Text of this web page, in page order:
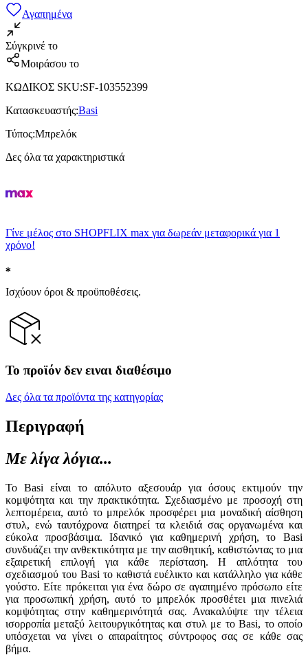
Αγαπημένα
Σύγκρινέ το
Μοιράσου το
ΚΩΔΙΚΟΣ SKU:SF-103552399
Κατασκευαστής:Basi
Τύπος:Μπρελόκ
Δες όλα τα χαρακτηριστικά
Γίνε μέλος στο SHOPFLIX max για δωρεάν μεταφορικά για 1
χρόνο!
Ισχύουν όροι & προϋποθέσεις.
Το προϊόν δεν ειναι διαθέσιμο
Δες όλα τα προϊόντα της κατηγορίας
Περιγραφή
Με λίγα λόγια...
Το Basi είναι το απόλυτο αξεσουάρ για όσους εκτιμούν την
κομψότητα και την πρακτικότητα. Σχεδιασμένο με προσοχή στη
λεπτομέρεια, αυτό το μπρελόκ προσφέρει μια μοναδική αίσθηση
στυλ, ενώ ταυτόχρονα διατηρεί τα κλειδιά σας οργανωμένα και
εύκολα προσβάσιμα. Ιδανικό για καθημερινή χρήση, το Basi
συνδυάζει την ανθεκτικότητα με την αισθητική, καθιστώντας το μια
εξαιρετική επιλογή για κάθε περίσταση. Η απλότητα του
σχεδιασμού του Basi το καθιστά ευέλικτο και κατάλληλο για κάθε
γούστο. Είτε πρόκειται για ένα δώρο σε αγαπημένο πρόσωπο είτε
για προσωπική χρήση, αυτό το μπρελόκ προσθέτει μια πινελιά
κομψότητας στην καθημερινότητά σας. Ανακαλύψτε την τέλεια
ισορροπία μεταξύ λειτουργικότητας και στυλ με το Basi, το οποίο
υπόσχεται να γίνει ο απαραίτητος σύντροφος σας σε κάθε σας
βήμα.